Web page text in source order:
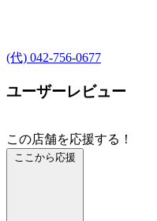
(代) 042-756-0677
ユーザーレビュー
この店舗を応援する！
ここから応援